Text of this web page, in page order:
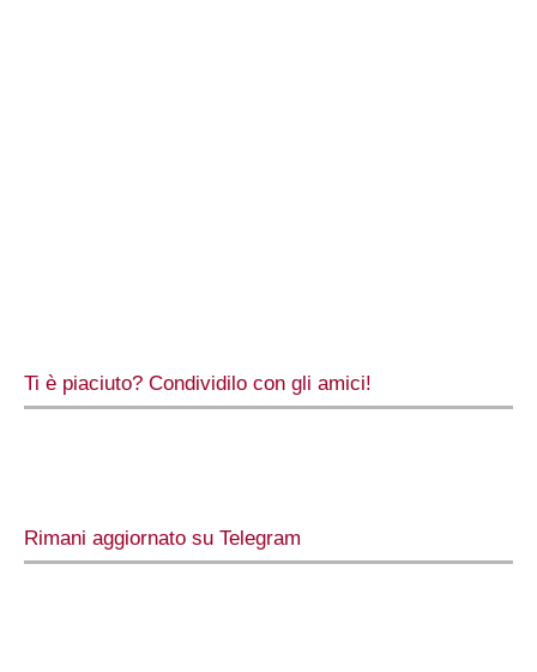
Ti è piaciuto? Condividilo con gli amici!
Rimani aggiornato su Telegram